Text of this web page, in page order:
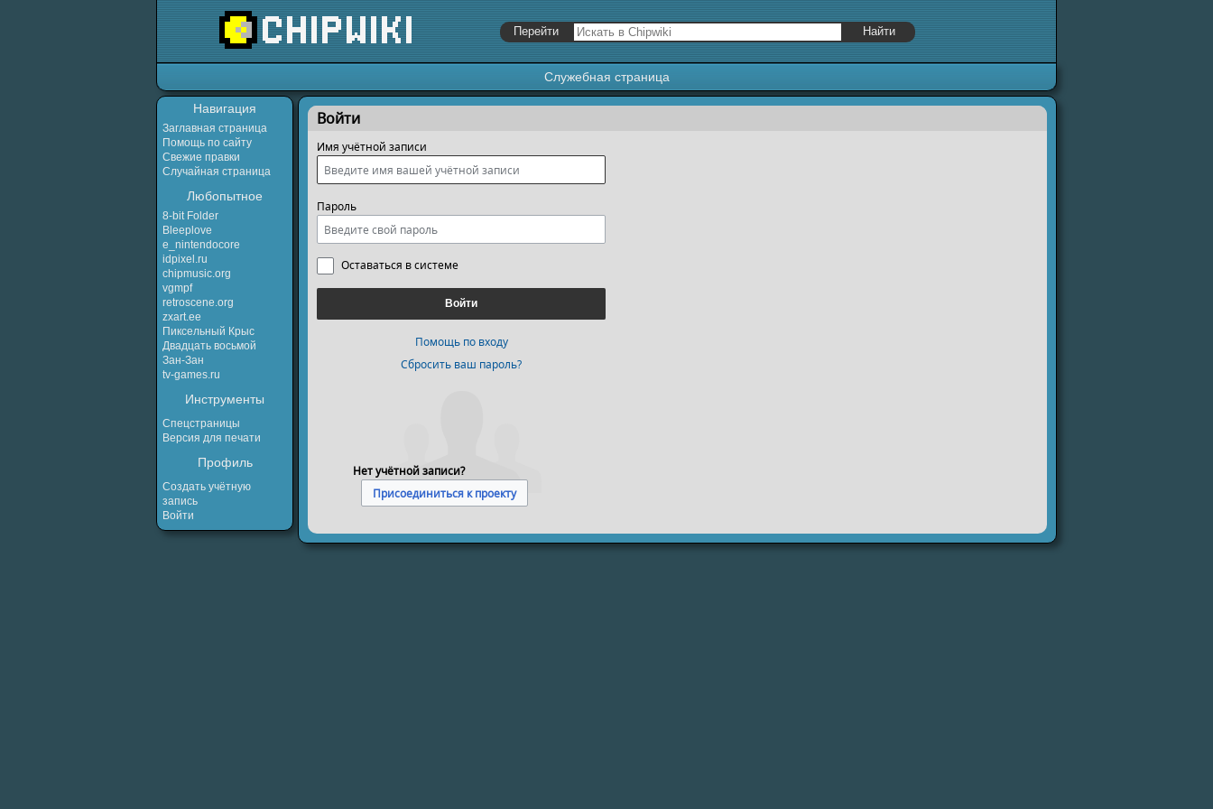
Служебная страница
Навигация
Заглавная страница
Помощь по сайту
Свежие правки
Случайная страница
Любопытное
8-bit Folder
Bleeplove
e_nintendocore
idpixel.ru
chipmusic.org
vgmpf
retroscene.org
zxart.ee
Пиксельный Крыс
Двадцать восьмой
Зан-Зан
tv-games.ru
Инструменты
Спецстраницы
Версия для печати
Профиль
Создать учётную
запись
Войти
Перейти к:навигация,поиск
Войти
Имя учётной записи
Пароль
Оставаться в системе
Войти
Помощь по входу
Сбросить ваш пароль?
Нет учётной записи?
Присоединиться к проекту